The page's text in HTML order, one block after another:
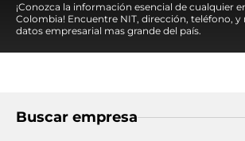
¡Conozca la información esencial de cualquier
Colombia! Encuentre NIT, dirección, teléfono, y
datos empresarial mas grande del país.
Buscar empresa